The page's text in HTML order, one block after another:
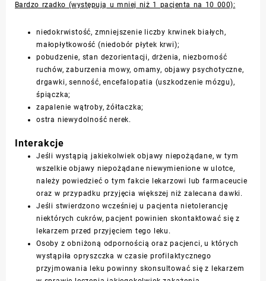
Bardzo rzadko (występują u mniej niż 1 pacjenta na 10 000):
niedokrwistość, zmniejszenie liczby krwinek białych,
małopłytkowość (niedobór płytek krwi);
pobudzenie, stan dezorientacji, drżenia, niezborność
ruchów, zaburzenia mowy, omamy, objawy psychotyczne,
drgawki, senność, encefalopatia (uszkodzenie mózgu),
śpiączka;
zapalenie wątroby, żółtaczka;
ostra niewydolność nerek.
Interakcje
Jeśli wystąpią jakiekolwiek objawy niepożądane, w tym
wszelkie objawy niepożądane niewymienione w ulotce,
należy powiedzieć o tym fakcie lekarzowi lub farmaceucie
oraz w przypadku przyjęcia większej niż zalecana dawki.
Jeśli stwierdzono wcześniej u pacjenta nietolerancję
niektórych cukrów, pacjent powinien skontaktować się z
lekarzem przed przyjęciem tego leku.
Osoby z obniżoną odpornością oraz pacjenci, u których
wystąpiła opryszczka w czasie profilaktycznego
przyjmowania leku powinny skonsultować się z lekarzem